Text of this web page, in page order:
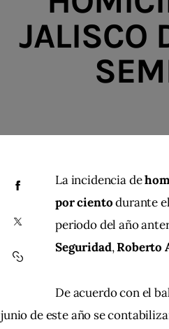
JALISCO
La incidencia de
por ciento durante
periodo del año
Seguridad, Roberto
De acuerdo con el
junio de este año se